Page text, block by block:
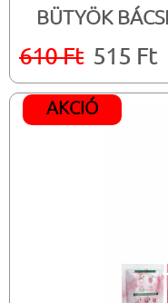
BÜTYÖK
610 Ft 515 Ft
AKCIÓ